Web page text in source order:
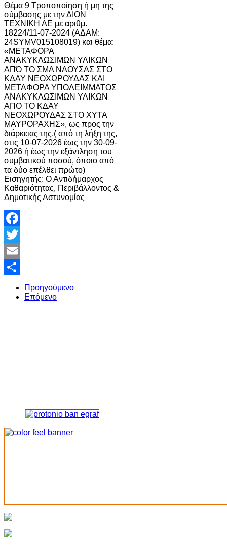
Θέμα 9 Τροποποίηση ή μη της
σύμβασης με την ΔΙΟΝ
ΤΕΧΝΙΚΗ ΑΕ με αριθμ.
18224/11-07-2024 (ΑΔΑΜ:
24SYMV015108019) και θέμα:
«ΜΕΤΑΦΟΡΑ
ΑΝΑΚΥΚΛΩΣΙΜΩΝ ΥΛΙΚΩΝ
ΑΠΌ ΤΟ ΣΜΑ ΝΑΟΥΣΑΣ ΣΤΟ
ΚΔΑΥ ΝΕΟΧΩΡΟΥΔΑΣ ΚΑΙ
ΜΕΤΑΦΟΡΑ ΥΠΟΛΕΙΜΜΑΤΟΣ
ΑΝΑΚΥΚΛΩΣΙΜΩΝ ΥΛΙΚΩΝ
ΑΠΟ ΤΟ ΚΔΑΥ
ΝΕΟΧΩΡΟΥΔΑΣ ΣΤΟ ΧΥΤΑ
ΜΑΥΡΟΡΑΧΗΣ», ως προς την
διάρκειας της.( από τη λήξη της,
στις 10-07-2026 έως την 30-09-
2026 ή έως την εξάντληση του
συμβατικού ποσού, όποιο από
τα δύο επέλθει πρώτο)
Εισηγητής: Ο Αντιδήμαρχος
Καθαριότητας, Περιβάλλοντος &
Δημοτικής Αστυνομίας
Facebook
Twitter
Email
Share
Προηγούμενο
Επόμενο